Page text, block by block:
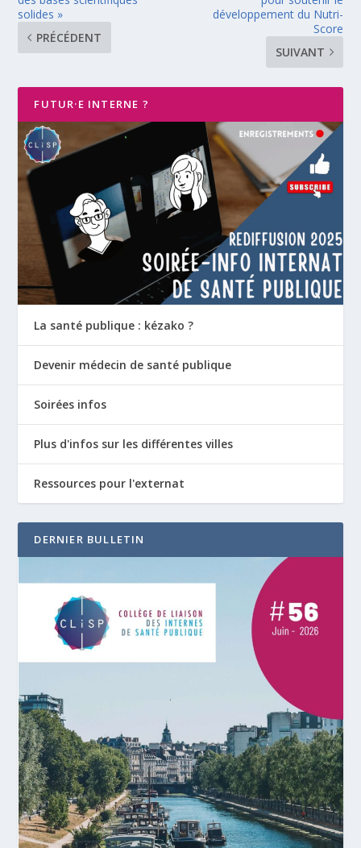
solides »
PRÉCÉDENT
développement du Nutri-
Score
SUIVANT
FUTUR·E INTERNE ?
La santé publique : kézako ?
Devenir médecin de santé publique
Soirées infos
Plus d'infos sur les différentes villes
Ressources pour l'externat
DERNIER BULLETIN